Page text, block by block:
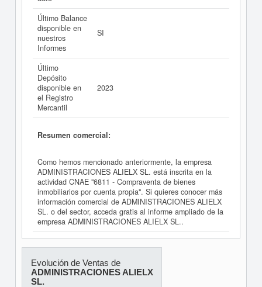
Último Balance
disponible en
nuestros
Informes
SI
Último
Depósito
disponible en
el Registro
Mercantil
2023
Resumen comercial:
Como hemos mencionado anteriormente, la empresa
ADMINISTRACIONES ALIELX SL. está inscrita en la
actividad CNAE "6811 - Compraventa de bienes
inmobiliarios por cuenta propia". Si quieres conocer más
información comercial de ADMINISTRACIONES ALIELX
SL. o del sector, acceda gratis al informe ampliado de la
empresa ADMINISTRACIONES ALIELX SL..
Evolución de Ventas de
ADMINISTRACIONES ALIELX
SL.